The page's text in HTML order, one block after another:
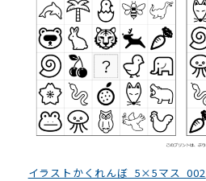
イラストかくれんぼ_5×5マス_002